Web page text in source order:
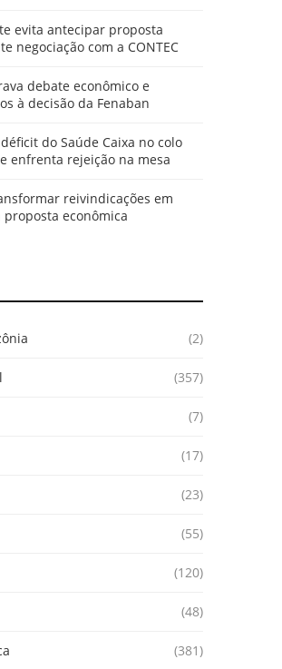
evita antecipar proposta
negociação com a CONTEC
debate econômico e
à decisão da Fenaban
do Saúde Caixa no colo
enfrenta rejeição na mesa
reivindicações em
econômica
(2)
(357)
(7)
(17)
(23)
(55)
(120)
(48)
(381)